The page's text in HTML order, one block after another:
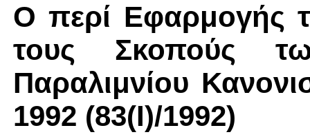
Ο περί Εφαρμογής
τους Σκοπούς
Παραλιμνίου
1992 (83(I)/1992)